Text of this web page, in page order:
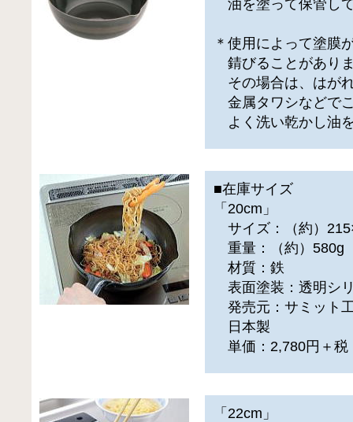
油を塗って保管し
＊使用によって塗膜
錆びることがあり
その場合は、はが
金属タワシなどで
よく洗い乾かし油
■在庫サイズ
「20cm」
サイズ：（約）
重量：（約）580g
材質：鉄
表面塗装：透明シ
発売元：サミット
日本製
単価：2,780円＋税
「22cm」